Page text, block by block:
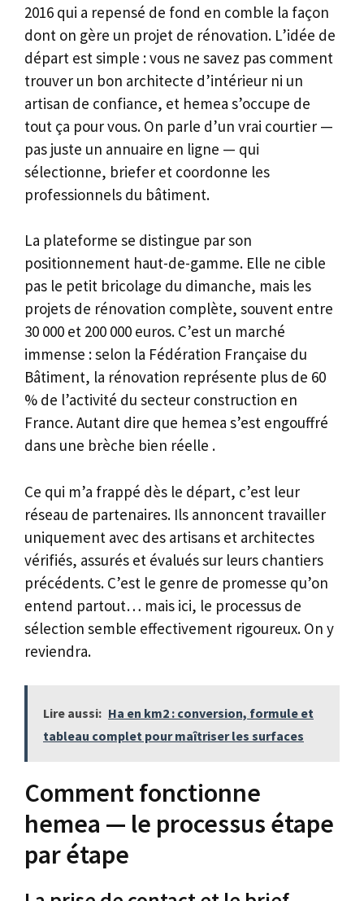
2016 qui a repensé de fond en comble la façon
dont on gère un projet de rénovation. L’idée de
départ est simple : vous ne savez pas comment
trouver un bon architecte d’intérieur ni un
artisan de confiance, et hemea s’occupe de
tout ça pour vous. On parle d’un vrai courtier —
pas juste un annuaire en ligne — qui
sélectionne, briefer et coordonne les
professionnels du bâtiment.
La plateforme se distingue par son
positionnement haut-de-gamme. Elle ne cible
pas le petit bricolage du dimanche, mais les
projets de rénovation complète, souvent entre
30 000 et 200 000 euros. C’est un marché
immense : selon la Fédération Française du
Bâtiment, la rénovation représente plus de 60
% de l’activité du secteur construction en
France. Autant dire que hemea s’est engouffré
dans une brèche bien réelle .
Ce qui m’a frappé dès le départ, c’est leur
réseau de partenaires. Ils annoncent travailler
uniquement avec des artisans et architectes
vérifiés, assurés et évalués sur leurs chantiers
précédents. C’est le genre de promesse qu’on
entend partout… mais ici, le processus de
sélection semble effectivement rigoureux. On y
reviendra.
Lire aussi: Ha en km2 : conversion, formule et
tableau complet pour maîtriser les surfaces
Comment fonctionne
hemea — le processus étape
par étape